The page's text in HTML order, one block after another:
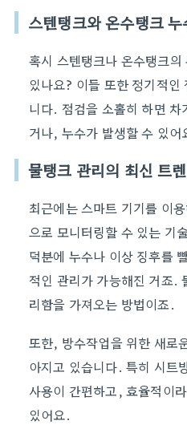
스텐탱크와 온수탱크 누
혹시 스텐탱크나 온수탱크
있나요? 이들 또한 정기적인
니다. 점검을 소홀히 하면
거나, 누수가 발생할 수 있어
물탱크 관리의 최신 트
최근에는 스마트 기기를 이
으로 모니터링할 수 있는 기
덕분에 누수나 이상 징후를
적인 관리가 가능해진 거죠.
리함을 가져오는 방법이죠.
또한, 방수작업을 위한 새로
아지고 있습니다. 특히 시트
사용이 간편하고, 효율적이
있어요.